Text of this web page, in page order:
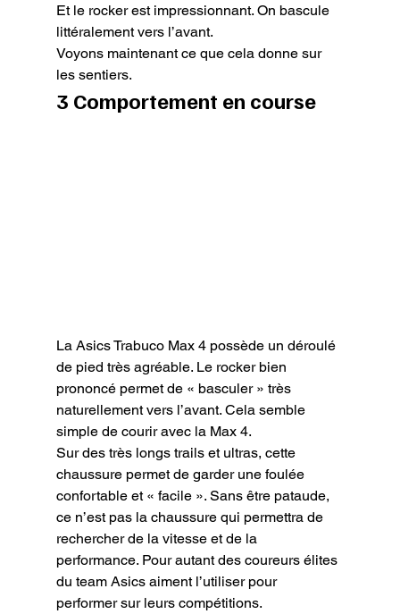
Et le rocker est impressionnant. On bascule
littéralement vers l’avant.
Voyons maintenant ce que cela donne sur
les sentiers.
3 Comportement en course
La Asics Trabuco Max 4 possède un déroulé
de pied très agréable. Le rocker bien
prononcé permet de « basculer » très
naturellement vers l’avant. Cela semble
simple de courir avec la Max 4.
Sur des très longs trails et ultras, cette
chaussure permet de garder une foulée
confortable et « facile ». Sans être pataude,
ce n’est pas la chaussure qui permettra de
rechercher de la vitesse et de la
performance. Pour autant des coureurs élites
du team Asics aiment l’utiliser pour
performer sur leurs compétitions.